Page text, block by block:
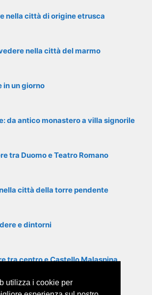
nella città di origine etrusca
nella città del marmo
in un giorno
da antico monastero a villa signorile
tra Duomo e Teatro Romano
città della torre pendente
e dintorni
tra centro e Castello Malaspina
utilizza i cookie per